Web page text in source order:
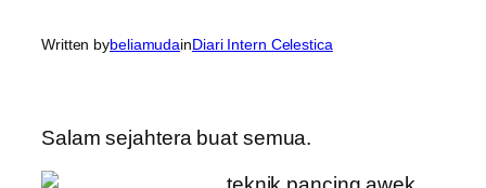
Written bybeliamudainDiari Intern Celestica
Salam sejahtera buat semua.